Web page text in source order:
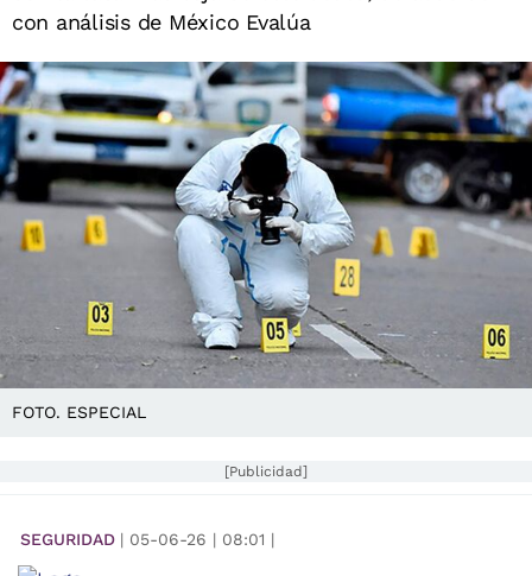
con análisis de México Evalúa
FOTO. ESPECIAL
[Publicidad]
SEGURIDAD | 05-06-26 | 08:01 |